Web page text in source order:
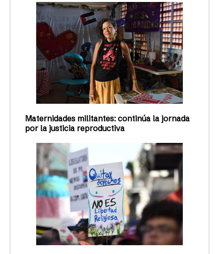
Maternidades militantes: continúa la jornada
por la justicia reproductiva